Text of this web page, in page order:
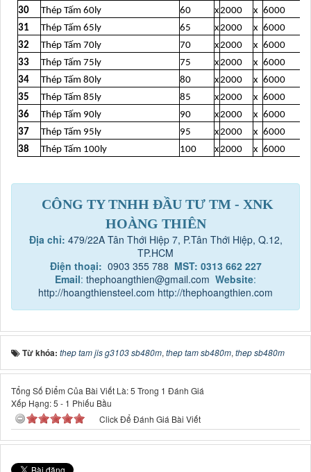
30 Thép Tấm 60ly 60 x2000 x 6000
31
Thép Tấm 65ly 65 x2000 x 6000
32
Thép Tấm 70ly 70 x2000 x 6000
33
Thép Tấm 75ly 75 x2000 x 6000
34
Thép Tấm 80ly 80 x2000 x 6000
35
Thép Tấm 85ly 85 x2000 x 6000
36
Thép Tấm 90ly 90 x2000 x 6000
37
Thép Tấm 95ly 95 x2000 x 6000
38
Thép Tấm 100ly 100 x2000 x 6000
CÔNG TY TNHH ĐẦU TƯ TM - XNK
HOÀNG THIÊN
Địa chỉ: 479/22A Tân Thới Hiệp 7, P.Tân Thới Hiệp, Q.12,
TP.HCM
Điện thoại: 0903 355 788 MST: 0313 662 227
Email: thephoangthien@gmail.com Website:
http://hoangthiensteel.com http://thephoangthien.com
Từ khóa: thep tam jis g3103 sb480m, thep tam sb480m, thep sb480m
Tổng Số Điểm Của Bài Viết Là: 5 Trong 1 Đánh Giá
Xếp Hạng:5 - 1 Phiếu Bầu
Click Để Đánh Giá Bài Viết